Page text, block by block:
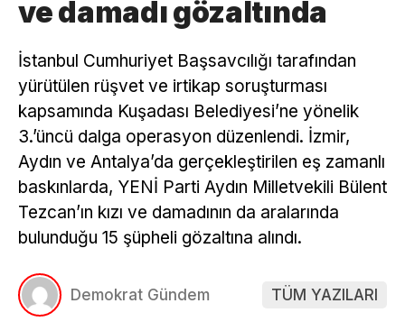
ve damadı gözaltında
İstanbul Cumhuriyet Başsavcılığı tarafından
yürütülen rüşvet ve irtikap soruşturması
kapsamında Kuşadası Belediyesi’ne yönelik
3.’üncü dalga operasyon düzenlendi. İzmir,
Aydın ve Antalya’da gerçekleştirilen eş zamanlı
baskınlarda, YENİ Parti Aydın Milletvekili Bülent
Tezcan’ın kızı ve damadının da aralarında
bulunduğu 15 şüpheli gözaltına alındı.
Demokrat Gündem TÜM YAZILARI